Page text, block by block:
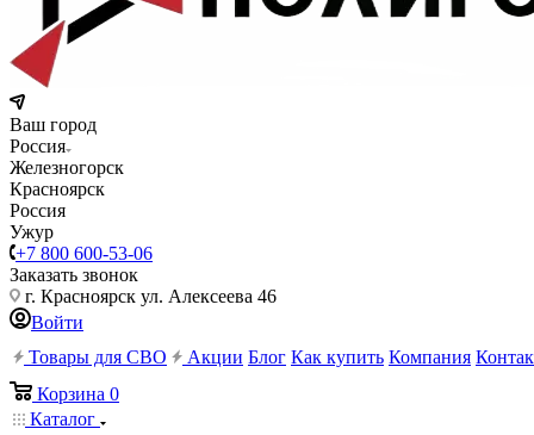
Ваш город
Россия
Железногорск
Красноярск
Россия
Ужур
+7 800 600-53-06
Заказать звонок
г. Красноярск ул. Алексеева 46
Войти
Товары для СВО
Акции Блог Как купить Компания
Корзина 0
Каталог